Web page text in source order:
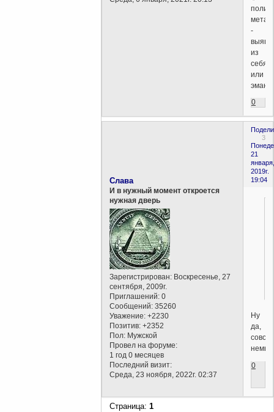
-
из
себя
или
0
3
21
января,
2019г.
19:04
Слава
И в нужный момент откроется
нужная дверь
Зарегистрирован: Воскресенье, 27
сентября, 2009г.
Приглашений: 0
Сообщений: 35260
Уважение: +2230
Позитив: +2352
Пол: Мужской
Провел на форуме:
1 год 0 месяцев
Последний визит:
Среда, 23 ноября, 2022г. 02:37
Ну
да,
немы.
0
Страница:1